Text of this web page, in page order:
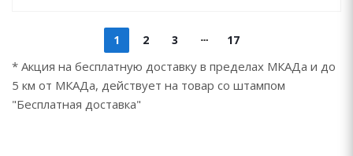
1 2 3 17
* Акция на бесплатную доставку в пределах МКАДа и до
5 км от МКАДа, действует на товар со штампом
"Бесплатная доставка"